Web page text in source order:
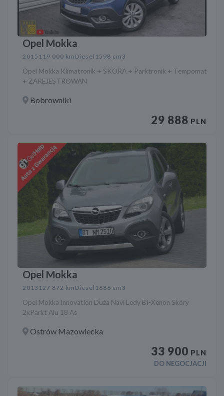
Opel Mokka
2015 119 000 km Diesel 1598 cm3
Opel Mokka Klimatronik + SKÓRA + Parktronik + Tempomat
+ ZAREJESTROWAN
Bobrowniki
29 888 PLN
Opel Mokka
2013 127 872 km Diesel 1686 cm3
Opel Mokka Innovation Duża Navi Ledy BI-Xenon Skóry
2xParkt Alu 18 As
Ostrów Mazowiecka
33 900 PLN
DO NEGOCJACJI